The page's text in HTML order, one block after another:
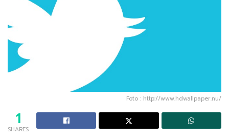
Foto : http://www.hdwallpaper.nu/
1
SHARES